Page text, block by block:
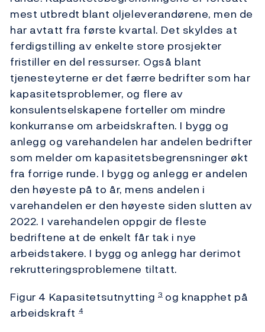
mest utbredt blant oljeleverandørene, men de
har avtatt fra første kvartal. Det skyldes at
ferdigstilling av enkelte store prosjekter
fristiller en del ressurser. Også blant
tjenesteyterne er det færre bedrifter som har
kapasitetsproblemer, og flere av
konsulentselskapene forteller om mindre
konkurranse om arbeidskraften. I bygg og
anlegg og varehandelen har andelen bedrifter
som melder om kapasitetsbegrensninger økt
fra forrige runde. I bygg og anlegg er andelen
den høyeste på to år, mens andelen i
varehandelen er den høyeste siden slutten av
2022. I varehandelen oppgir de fleste
bedriftene at de enkelt får tak i nye
arbeidstakere. I bygg og anlegg har derimot
rekrutteringsproblemene tiltatt.
Figur 4 Kapasitetsutnytting 3og knapphet på
arbeidskraft 4